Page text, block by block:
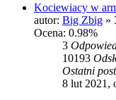
Kociewiacy w
autor: Big Zbig »
Ocena: 0.98%
3
10193
Ostatni post
8 lut 2021,